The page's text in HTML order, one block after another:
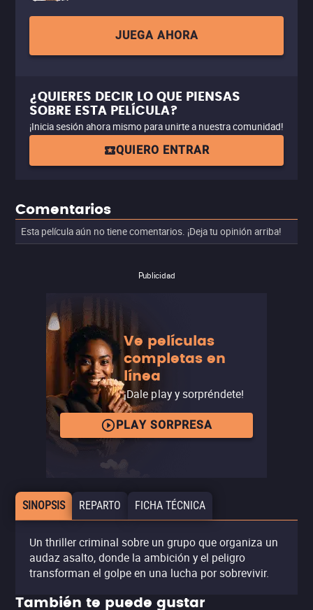
JUEGA AHORA
¿QUIERES DECIR LO QUE PIENSAS
SOBRE ESTA PELÍCULA?
¡Inicia sesión ahora mismo para unirte a nuestra comunidad!
QUIERO ENTRAR
Comentarios
Esta película aún no tiene comentarios. ¡Deja tu opinión arriba!
Publicidad
Ve películas
completas en
línea
¡Dale play y sorpréndete!
PLAY SORPRESA
SINOPSIS REPARTO FICHA TÉCNICA
Un thriller criminal sobre un grupo que organiza un
audaz asalto, donde la ambición y el peligro
transforman el golpe en una lucha por sobrevivir.
También te puede gustar